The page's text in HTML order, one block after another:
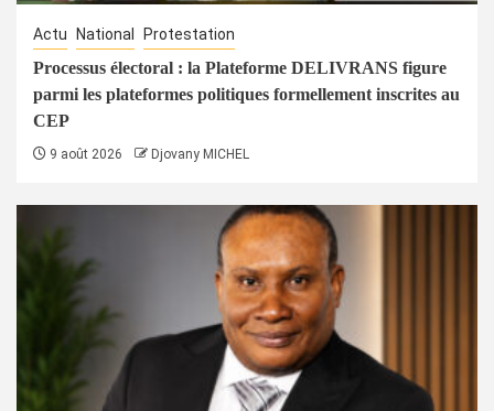
Actu National Protestation
Processus électoral : la Plateforme DELIVRANS figure
parmi les plateformes politiques formellement inscrites au
CEP
9 août 2026 Djovany MICHEL